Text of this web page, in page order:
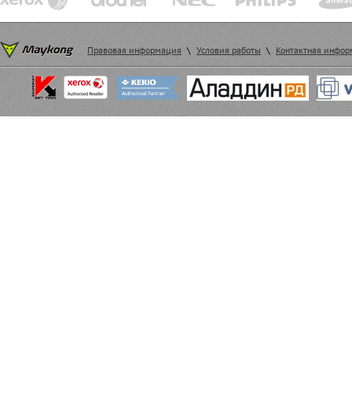
Правовая информация \ Условия работы \ Контактная